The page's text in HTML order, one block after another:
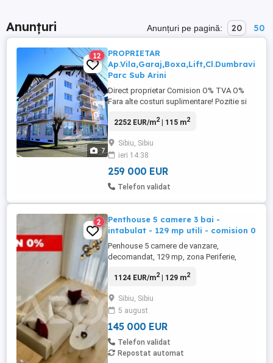
Anunțuri Anunțuri pe pagină: 20 50
7
12
PROPRIETAR
Ap.Vila,Garaj,Boxa,Lift,Cl.Dumbravi
Parc Sub Arini
Direct proprietar Comision O% TVA O%
Fara alte costuri suplimentare! Pozitie si
cea mai bine cotata si râvnita zona din
împrejur,într-un fost parc,în cartierul
exclusivist Calea Dumbravii pe str.Matei
Millo. Apartament ...
2252 EUR/m2| 115 m2
Sibiu, Sibiu
ieri 14:38
259 000 EUR
Telefon validat
2
Penthouse 5 camere 3 bai -
intabulat - 129 mp utili - comision 0
Penhouse 5 camere de vanzare,
decomandat, 129 mp, zona Periferie,
acestui penthouse: • Un loc de parcare
Pretabil investitie sigura • Parcare extra
pentru vizitatori • Locatie ferita de ...
1124 EUR/m2| 129 m2
Sibiu, Sibiu
5 august
145 000 EUR
Telefon validat
Repostat automat